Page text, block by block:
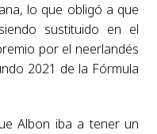
lo que obligó a que
sustituido en el
por el neerlandés
2021 de la Fórmula
Albon iba a tener un